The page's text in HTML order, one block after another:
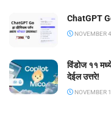
ChatGPT
NOVEMBER
विंडोज ११
देईल उत्तरे!
NOVEMBER